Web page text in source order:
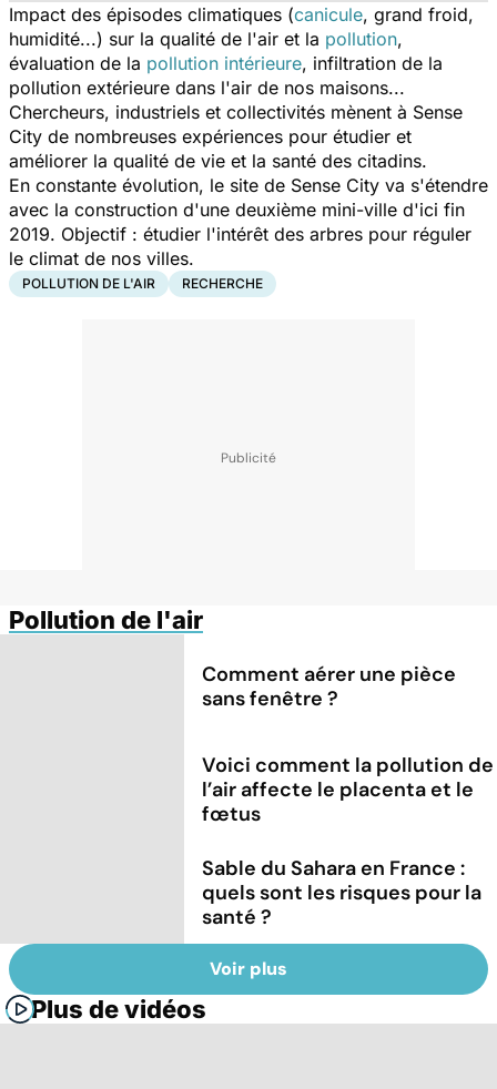
Impact des épisodes climatiques (canicule, grand froid,
humidité...) sur la qualité de l'air et la pollution,
évaluation de la pollution intérieure, infiltration de la
pollution extérieure dans l'air de nos maisons...
Chercheurs, industriels et collectivités mènent à Sense
City de nombreuses expériences pour étudier et
améliorer la qualité de vie et la santé des citadins.
En constante évolution, le site de Sense City va s'étendre
avec la construction d'une deuxième mini-ville d'ici fin
2019. Objectif : étudier l'intérêt des arbres pour réguler
le climat de nos villes.
POLLUTION DE L'AIR RECHERCHE
Pollution de l'air
Comment aérer une pièce
sans fenêtre ?
Voici comment la pollution de
l’air affecte le placenta et le
fœtus
Sable du Sahara en France :
quels sont les risques pour la
santé ?
Voir plus
Plus de vidéos